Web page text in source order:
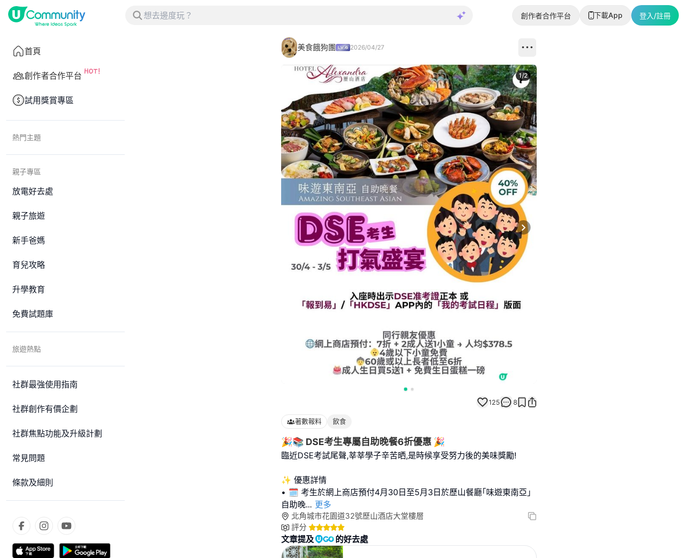
創作者合作平台 下載App 登入/註冊
首頁
創作者合作平台
試用獎賞專區
熱門主題
親子專區
放電好去處
親子旅遊
新手爸媽
育兒攻略
升學教育
免費試題庫
旅遊熱點
社群最強使用指南
社群創作有價企劃
社群焦點功能及升級計劃
常見問題
條款及細則
美食餓狗團 2026/04/27
Next slide
1/2
125 8
著數報料 飲食
🎉📚 DSE考生專屬自助晚餐6折優惠 🎉
臨近DSE考試尾聲,莘莘學子辛苦晒,是時候享受努力後的美味獎勵!
✨ 優惠詳情
• 🗓️ 考生於網上商店預付4月30日至5月3日於歷山餐廳｢味遊東南亞｣
自助晚... 更多
北角城市花園道32號歷山酒店大堂樓層
評分
文章提及 的好去處